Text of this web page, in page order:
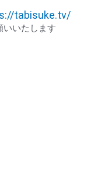
tabisuke.tv/
いいたします